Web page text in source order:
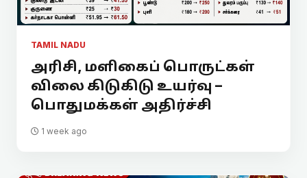
TAMIL NADU
அரிசி, மளிகைப் பொருட்கள்
விலை கிடுகிடு உயர்வு –
பொதுமக்கள் அதிர்ச்சி
1 week ago